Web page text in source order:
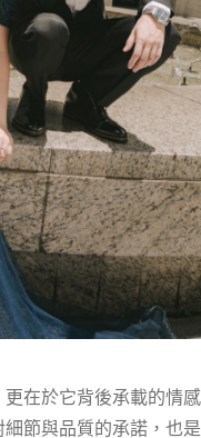
在於它背後承載的情感
節與品質的承諾，也是